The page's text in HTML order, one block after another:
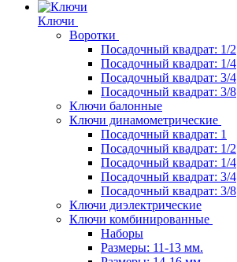
Ключи
Воротки
Посадочный квадрат: 1/2
Посадочный квадрат: 1/4
Посадочный квадрат: 3/4
Посадочный квадрат: 3/8
Ключи балонные
Ключи динамометрические
Посадочный квадрат: 1
Посадочный квадрат: 1/2
Посадочный квадрат: 1/4
Посадочный квадрат: 3/4
Посадочный квадрат: 3/8
Ключи диэлектрические
Ключи комбинированные
Наборы
Размеры: 11-13 мм.